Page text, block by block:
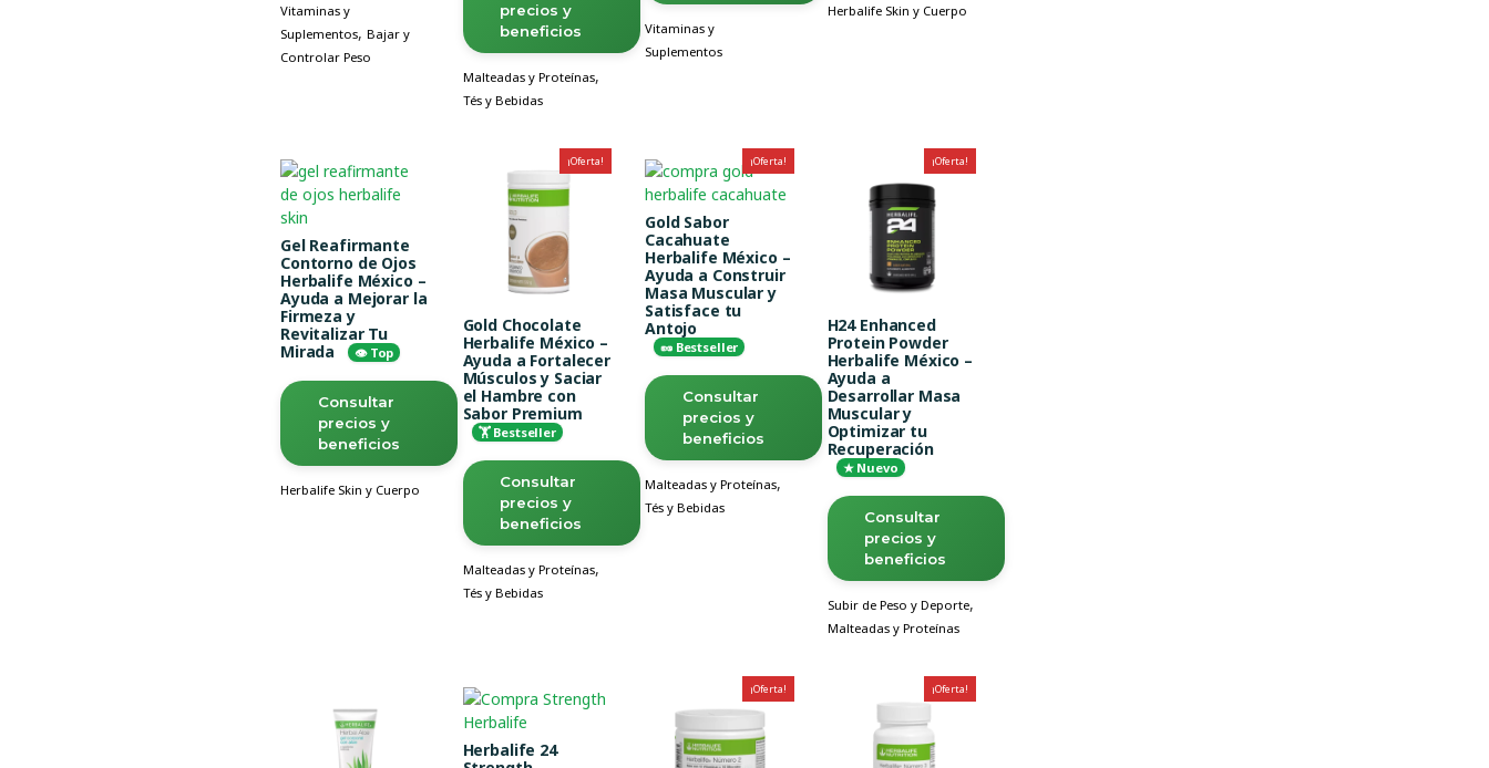
Vitaminas y
Suplementos, Bajar y
Controlar Peso
precios y
beneficios
Malteadas y Proteínas,
Tés y Bebidas
Vitaminas y
Suplementos
Herbalife Skin y Cuerpo
Gel Reafirmante
Contorno de Ojos
Herbalife México –
Ayuda a Mejorar la
Firmeza y
Revitalizar Tu
Mirada
👁️ Top
Consultar
precios y
beneficios
Herbalife Skin y Cuerpo
¡Oferta!
Gold Chocolate
Herbalife México –
Ayuda a Fortalecer
Músculos y Saciar
el Hambre con
Sabor Premium
🏋️ Bestseller
Consultar
precios y
beneficios
Malteadas y Proteínas,
Tés y Bebidas
¡Oferta!
Gold Sabor
Cacahuate
Herbalife México –
Ayuda a Construir
Masa Muscular y
Satisface tu
Antojo
🥜 Bestseller
Consultar
precios y
beneficios
Malteadas y Proteínas,
Tés y Bebidas
¡Oferta!
H24 Enhanced
Protein Powder
Herbalife México –
Ayuda a
Desarrollar Masa
Muscular y
Optimizar tu
Recuperación
★ Nuevo
Consultar
precios y
beneficios
Subir de Peso y Deporte,
Malteadas y Proteínas
Herbalife 24
¡Oferta! ¡Oferta!